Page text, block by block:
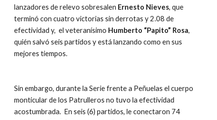
lanzadores de relevo sobresalen Ernesto Nieves, que
terminó con cuatro victorias sin derrotas y 2.08 de
efectividad y,  el veteranísimo Humberto “Papito” Rosa,
quién salvó seis partidos y está lanzando como en sus
mejores tiempos.
Sin embargo, durante la Serie frente a Peñuelas el cuerpo
monticular de los Patrulleros no tuvo la efectividad
acostumbrada.  En seis (6) partidos, le conectaron 74